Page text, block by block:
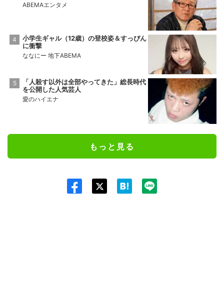
ABEMAエンタメ
小学生ギャル（12歳）の登校姿＆すっぴん
に衝撃
ななにー 地下ABEMA
「人殺す以外は全部やってきた」総長時代
を公開した人気芸人
愛のハイエナ
もっと見る